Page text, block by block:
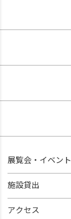
展覧会・イベント
施設貸出
アクセス